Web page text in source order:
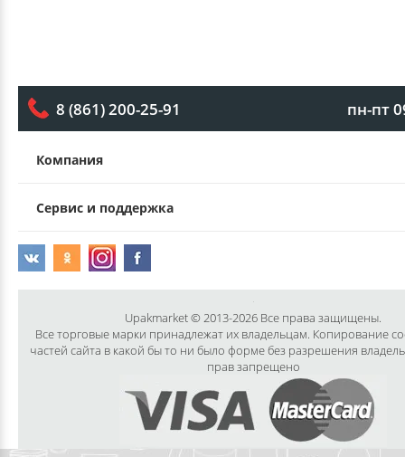
8 (861) 200-25-91 пн-пт
Компания
Сервис и поддержка
Upakmarket © 2013-2026 Все права защищены.
Все торговые марки принадлежат их владельцам. Копирование
частей сайта в какой бы то ни было форме без разрешения
прав запрещено